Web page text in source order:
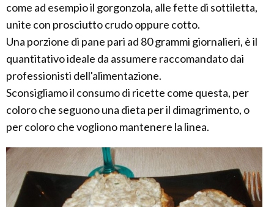
come ad esempio il gorgonzola, alle fette di sottiletta,
unite con prosciutto crudo oppure cotto.
Una porzione di pane pari ad 80 grammi giornalieri, è il
quantitativo ideale da assumere raccomandato dai
professionisti dell'alimentazione.
Sconsigliamo il consumo di ricette come questa, per
coloro che seguono una dieta per il dimagrimento, o
per coloro che vogliono mantenere la linea.